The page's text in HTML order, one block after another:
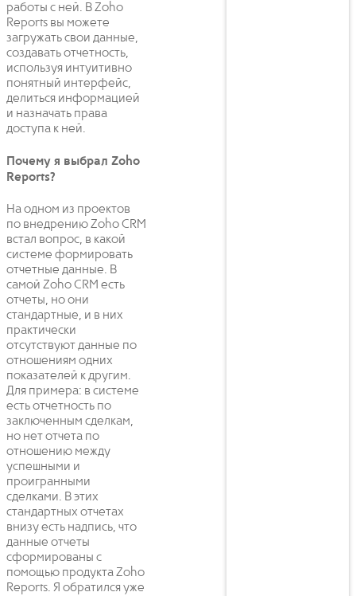
работы с ней. В Zoho
Reports вы можете
загружать свои данные,
создавать отчетность,
используя интуитивно
понятный интерфейс,
делиться информацией
и назначать права
доступа к ней.
Почему я выбрал Zoho
Reports?
На одном из проектов
по внедрению Zoho CRM
встал вопрос, в какой
системе формировать
отчетные данные. В
самой Zoho CRM есть
отчеты, но они
стандартные, и в них
практически
отсутствуют данные по
отношениям одних
показателей к другим.
Для примера: в системе
есть отчетность по
заключенным сделкам,
но нет отчета по
отношению между
успешными и
проигранными
сделками. В этих
стандартных отчетах
внизу есть надпись, что
данные отчеты
сформированы с
помощью продукта Zoho
Reports. Я обратился уже